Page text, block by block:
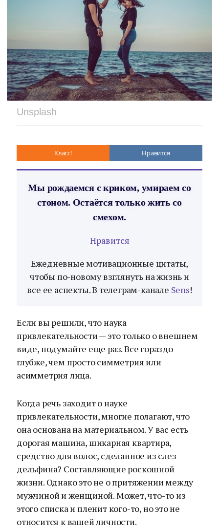
Unsplash
Класс! Нравится
Мы рождаемся с криком, умираем со
стоном. Остаётся только жить со
смехом.
Нравится
Ежедневные мотивационные цитаты,
чтобы по-новому взглянуть на жизнь и
все ее аспекты. В телеграм-канале Sens!
Если вы решили, что наука
привлекательности — это только о внешнем
виде, подумайте еще раз. Все гораздо
глубже, чем просто симметрия или
асимметрия лица.
Когда речь заходит о науке
привлекательности, многие полагают, что
она основана на материальном. У вас есть
дорогая машина, шикарная квартира,
средство для волос, сделанное из слез
дельфина? Составляющие роскошной
жизни. Однако это не о притяжении между
мужчиной и женщиной. Может, что-то из
этого списка и пленит кого-то, но это не
относится к вашей личности.